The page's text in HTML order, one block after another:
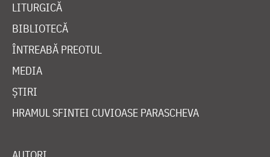
LITURGICĂ
BIBLIOTECĂ
ÎNTREABĂ PREOTUL
MEDIA
ȘTIRI
HRAMUL SFINTEI CUVIOASE PARASCHEVA